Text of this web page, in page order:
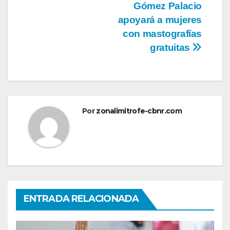
Gómez Palacio
apoyará a mujeres
con mastografías
gratuitas
Porzonalimitrofe-cbnr.com
ENTRADA RELACIONADA